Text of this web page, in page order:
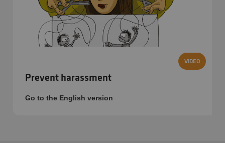
VIDEO
Prevent harassment
Go to the English version